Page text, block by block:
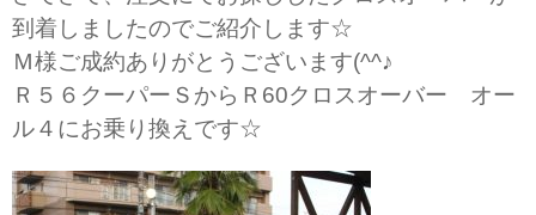
到着しましたのでご紹介します☆
Ｍ様ご成約ありがとうございます(^^♪
Ｒ５６クーパーＳからＲ60クロスオーバー オー
ル４にお乗り換えです☆